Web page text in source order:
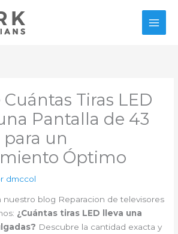
Tiras LED
Pantalla de 43
un
Óptimo
dmccol
nuestro blog Reparacion de televisores
¿Cuántas tiras LED lleva una
Descubre la cantidad exacta y